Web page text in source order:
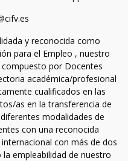
y reconocida como
para el Empleo , nuestro
por Docentes
académica/profesional
cualificados en las
as en la transferencia de
modalidades de
con una reconocida
con más de dos
empleabilidad de nuestro